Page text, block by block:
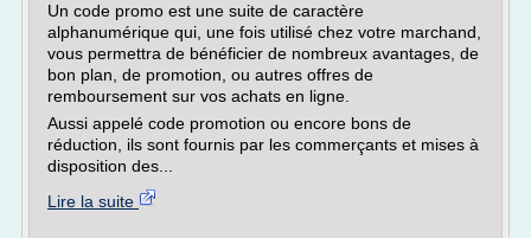
Un code promo est une suite de caractère
alphanumérique qui, une fois utilisé chez votre marchand,
vous permettra de bénéficier de nombreux avantages, de
bon plan, de promotion, ou autres offres de
remboursement sur vos achats en ligne.
Aussi appelé code promotion ou encore bons de
réduction, ils sont fournis par les commerçants et mises à
disposition des...
Lire la suite